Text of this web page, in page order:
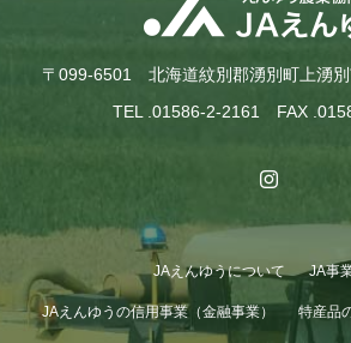
GWも終わり…
〒099-6501 北海道紋別郡湧別町上湧
TEL .01586-2-2161 FAX
JAえんゆうについて JA事
JAえんゆうの信用事業（金融事業） 特産品